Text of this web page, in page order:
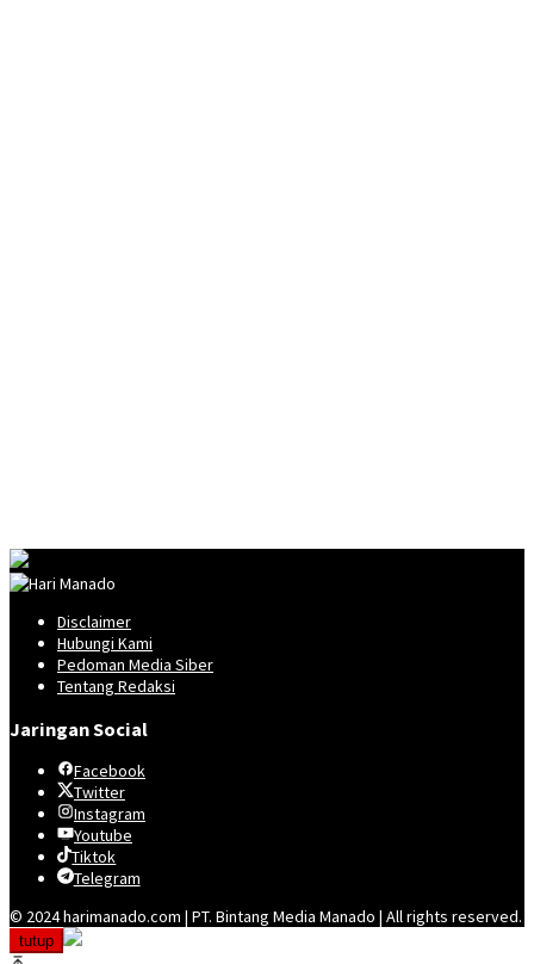
Disclaimer
Hubungi Kami
Pedoman Media Siber
Tentang Redaksi
Jaringan Social
Facebook
Twitter
Instagram
Youtube
Tiktok
Telegram
© 2024 harimanado.com | PT. Bintang Media Manado | All rights reserved.
tutup